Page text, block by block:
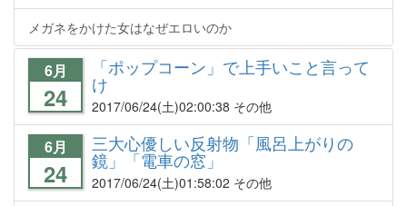
メガネをかけた女はなぜエロいのか
6月
24
「ポップコーン」で上手いこと言って
け
2017/06/24(土)02:00:38 その他
6月
24
三大心優しい反射物「風呂上がりの
鏡」「電車の窓」
2017/06/24(土)01:58:02 その他